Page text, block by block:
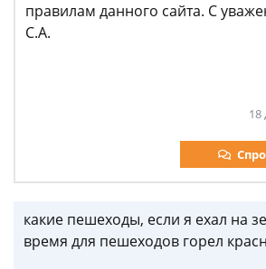
правилам данного сайта. С
С.А.
18
какие пешеходы, если я ехал на
время для пешеходов горел